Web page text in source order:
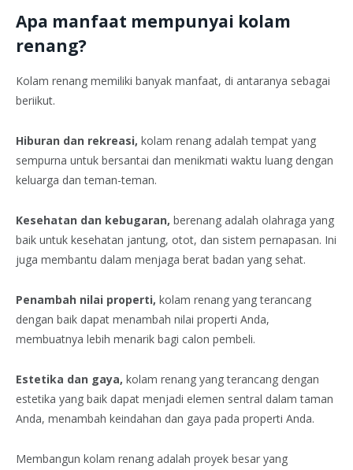
Apa manfaat mempunyai kolam
renang?
Kolam renang memiliki banyak manfaat, di antaranya sebagai
beriikut.
Hiburan dan rekreasi, kolam renang adalah tempat yang
sempurna untuk bersantai dan menikmati waktu luang dengan
keluarga dan teman-teman.
Kesehatan dan kebugaran, berenang adalah olahraga yang
baik untuk kesehatan jantung, otot, dan sistem pernapasan. Ini
juga membantu dalam menjaga berat badan yang sehat.
Penambah nilai properti, kolam renang yang terancang
dengan baik dapat menambah nilai properti Anda,
membuatnya lebih menarik bagi calon pembeli.
Estetika dan gaya, kolam renang yang terancang dengan
estetika yang baik dapat menjadi elemen sentral dalam taman
Anda, menambah keindahan dan gaya pada properti Anda.
Membangun kolam renang adalah proyek besar yang